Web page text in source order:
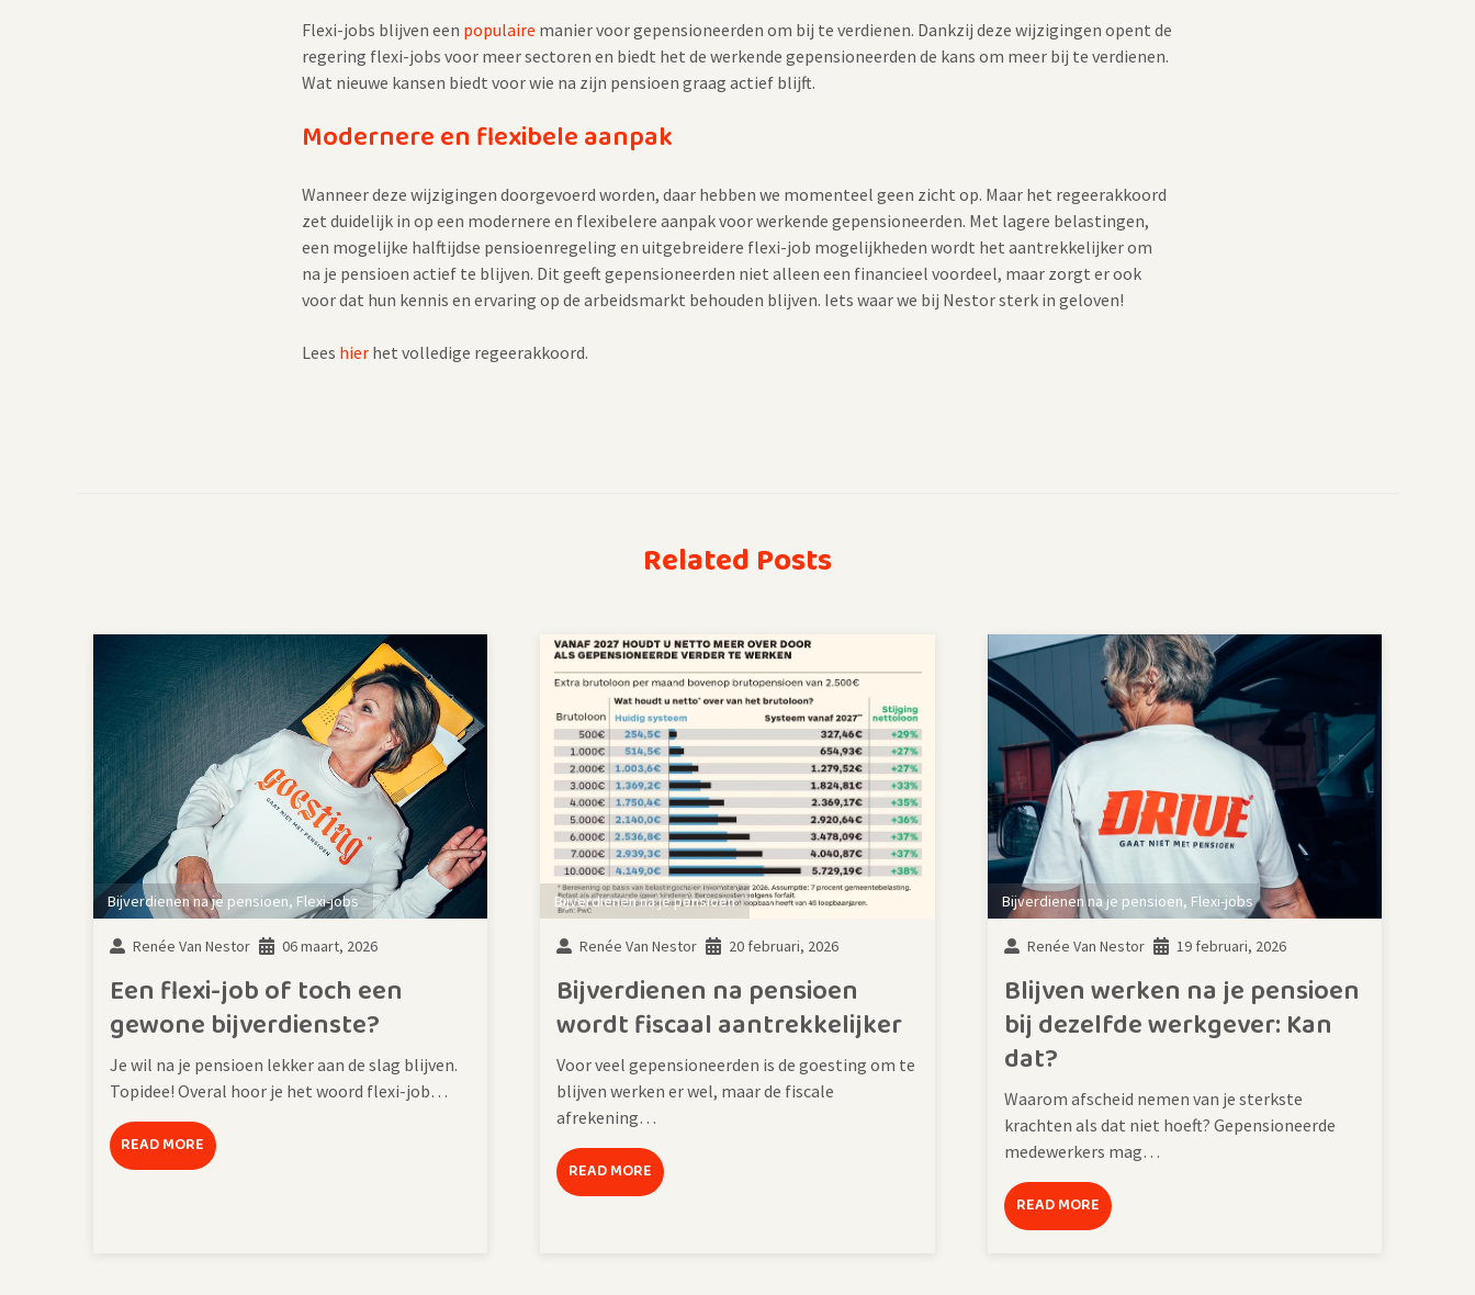
Flexi-jobs blijven een populaire manier voor gepensioneerden om bij te verdienen. Dankzij deze wijzigingen opent de
regering flexi-jobs voor meer sectoren en biedt het de werkende gepensioneerden de kans om meer bij te verdienen.
Wat nieuwe kansen biedt voor wie na zijn pensioen graag actief blijft.
Modernere en flexibele aanpak
Wanneer deze wijzigingen doorgevoerd worden, daar hebben we momenteel geen zicht op. Maar het regeerakkoord
zet duidelijk in op een modernere en flexibelere aanpak voor werkende gepensioneerden. Met lagere belastingen,
een mogelijke halftijdse pensioenregeling en uitgebreidere flexi-job mogelijkheden wordt het aantrekkelijker om
na je pensioen actief te blijven. Dit geeft gepensioneerden niet alleen een financieel voordeel, maar zorgt er ook
voor dat hun kennis en ervaring op de arbeidsmarkt behouden blijven. Iets waar we bij Nestor sterk in geloven!
Lees hierhet volledige regeerakkoord.
Related Posts
Bijverdienen na je pensioen, Flexi-jobs
Renée Van Nestor 06 maart, 2026
Een flexi-job of toch een
gewone bijverdienste?
Je wil na je pensioen lekker aan de slag blijven.
Topidee! Overal hoor je het woord flexi-job…
READ MORE
Bijverdienen na je pensioen
Renée Van Nestor 20 februari, 2026
Bijverdienen na pensioen
wordt fiscaal aantrekkelijker
Voor veel gepensioneerden is de goesting om te
blijven werken er wel, maar de fiscale
afrekening…
READ MORE
Bijverdienen na je pensioen, Flexi-jobs
Renée Van Nestor 19 februari, 2026
Blijven werken na je pensioen
bij dezelfde werkgever: Kan
dat?
Waarom afscheid nemen van je sterkste
krachten als dat niet hoeft? Gepensioneerde
medewerkers mag…
READ MORE